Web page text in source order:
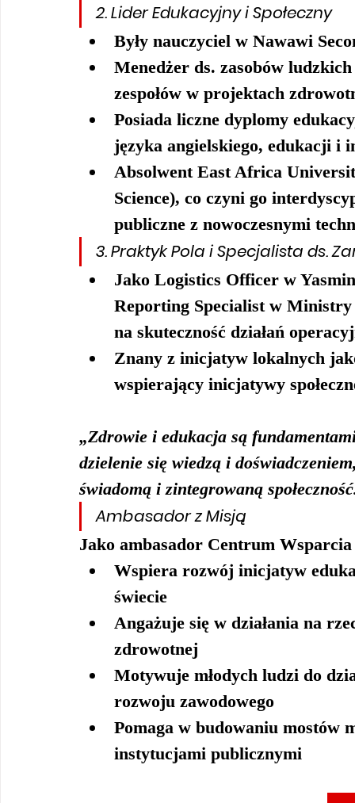
2. Lider Edukacyjny i Społeczny
Były nauczyciel w Nawawi
Menedżer ds. zasobów
zespołów w projektach
Posiada liczne dyplomy
języka angielskiego, edukacji i
Absolwent East Africa
Science), co czyni go
publiczne z nowoczesnymi
3. Praktyk Pola i Specjalista ds.
Jako Logistics Officer w
Reporting Specialist w Ministry
na skuteczność działań
Znany z inicjatyw lokalnych
wspierający inicjatywy
„Zdrowie i edukacja są
dzielenie się wiedzą i
świadomą i zintegrowaną
Ambasador z Misją
Jako ambasador Centrum
Wspiera rozwój inicjatyw
świecie
Angażuje się w działania na
zdrowotnej
Motywuje młodych ludzi do
rozwoju zawodowego
Pomaga w budowaniu mostów
instytucjami publicznymi